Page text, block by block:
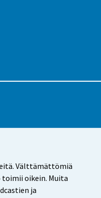
Välttämättömiä
oikein. Muita
ja